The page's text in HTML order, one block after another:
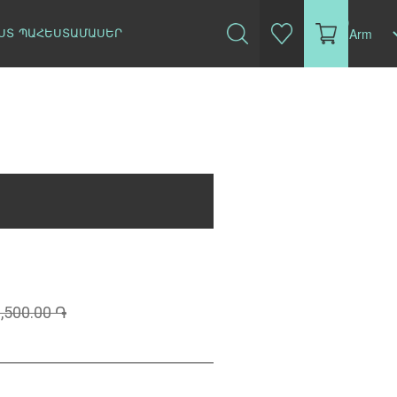
ՊԱՀԵՍՏԱՄԱՍԵՐ
(0)
֏